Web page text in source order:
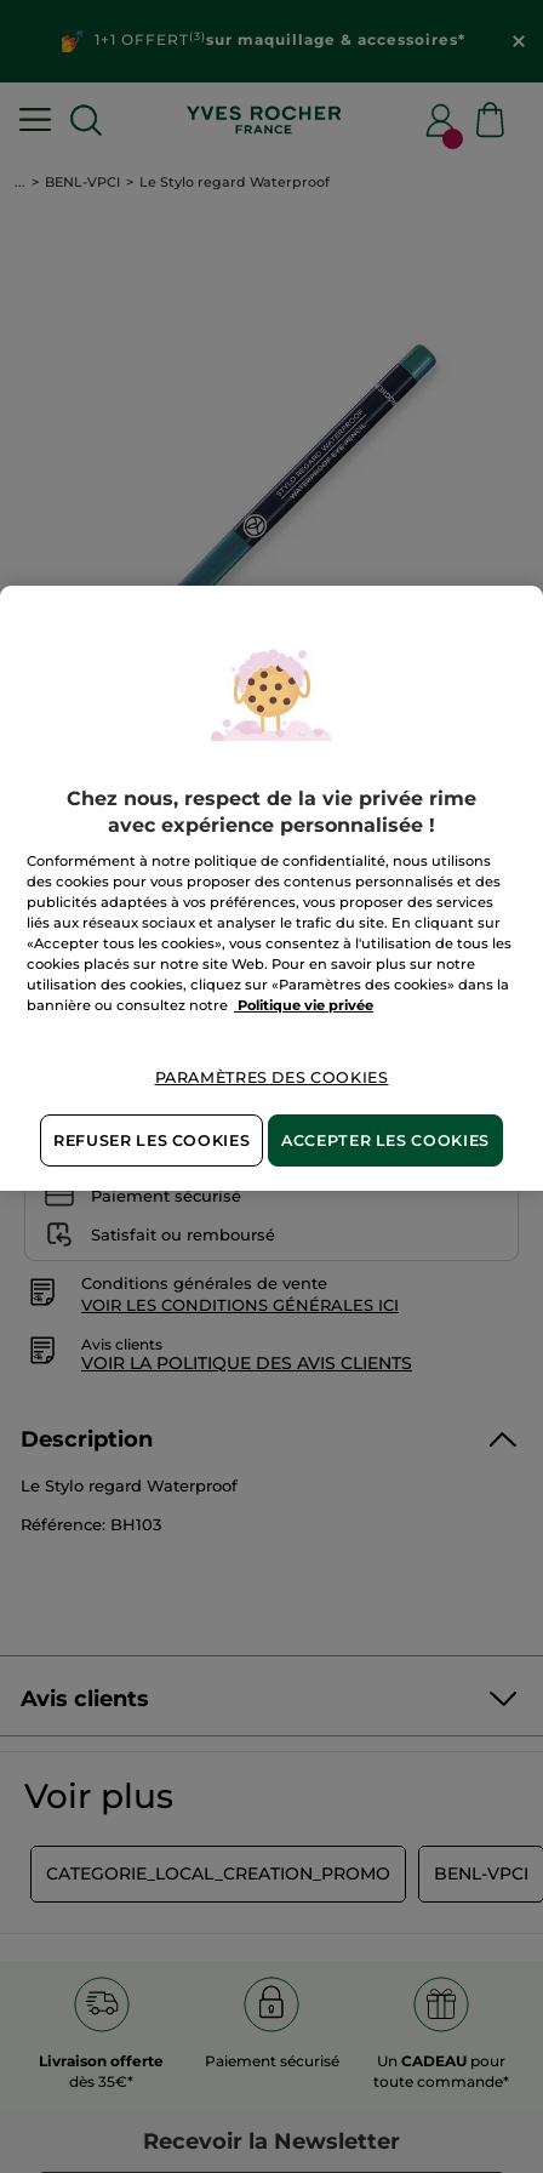
1+1 OFFERT(3)sur maquillage & accessoires*
... BENL-VPCI Le Stylo regard Waterproof
Le Stylo regard Waterproof
Le Stylo regard Waterproof
★★★★★
★★★★★
Aucune
de
notation
pour
AJOUTER UN AVIS
Quantité
INDISPONIBLE
Paiement sécurisé
Satisfait ou remboursé
Conditions générales de vente
VOIR LES CONDITIONS GÉNÉRALES ICI
Avis clients
VOIR LA POLITIQUE DES AVIS CLIENTS
Description
Le Stylo regard Waterproof
Référence: BH103
Avis clients
Aucune
valeur
pour
de
AJOUTER UN AVIS
Voir plus
CATEGORIE_LOCAL_CREATION_PROMO BENL-VPCI
Livraison offerte
dès 35€*
Paiement sécurisé UnCADEAU pour
toute commande*
Recevoir la Newsletter
Chez nous, respect de la vie privée rime
avec expérience personnalisée !
Conformément à notre politique de confidentialité, nous utilisons
des cookies pour vous proposer des contenus personnalisés et des
publicités adaptées à vos préférences, vous proposer des services
liés aux réseaux sociaux et analyser le trafic du site. En cliquant sur
«Accepter tous les cookies», vous consentez à l'utilisation de tous les
cookies placés sur notre site Web. Pour en savoir plus sur notre
utilisation des cookies, cliquez sur «Paramètres des cookies» dans la
bannière ou consultez notre
Politique vie privée
PARAMÈTRES DES COOKIES
REFUSER LES COOKIES ACCEPTER LES COOKIES